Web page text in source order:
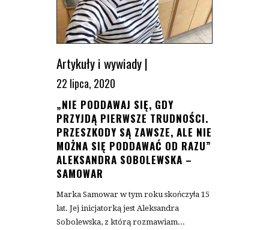
Artykuły i wywiady|
22 lipca, 2020
„NIE PODDAWAJ SIĘ, GDY
PRZYJDĄ PIERWSZE TRUDNOŚCI.
PRZESZKODY SĄ ZAWSZE, ALE NIE
MOŻNA SIĘ PODDAWAĆ OD RAZU”
ALEKSANDRA SOBOLEWSKA –
SAMOWAR
Marka Samowar w tym roku skończyła 15
lat. Jej inicjatorką jest Aleksandra
Sobolewska, z którą rozmawiam...